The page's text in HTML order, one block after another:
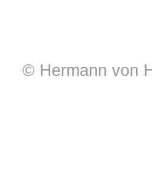
© Hermann von